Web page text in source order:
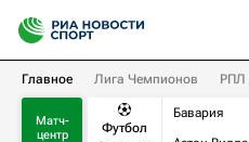
Главное Лига Чемпионов РПЛ
Матч-
центр
Футбол
Бавария